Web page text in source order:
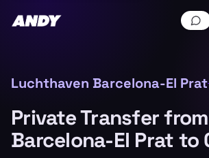
Luchthaven Barcelona-El Prat
Private Transfer from
Barcelona-El Prat to